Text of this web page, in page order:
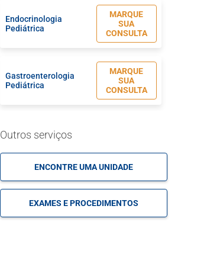
Endocrinologia
Pediátrica
MARQUE
SUA
CONSULTA
Gastroenterologia
Pediátrica
MARQUE
SUA
CONSULTA
Hematologia
Imunologia
Pediátrica
MARQUE
CONSULTA
Outros serviços
ENCONTRE UMA UNIDADE
EXAMES E PROCEDIMENTOS